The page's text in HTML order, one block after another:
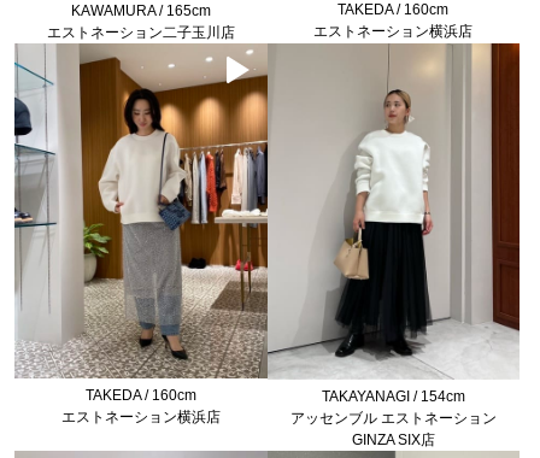
KAWAMURA / 165cm
エストネーション二子玉川店
TAKEDA / 160cm
エストネーション横浜店
TAKEDA / 160cm
エストネーション横浜店
TAKAYANAGI / 154cm
アッセンブル エストネーション
GINZA SIX店